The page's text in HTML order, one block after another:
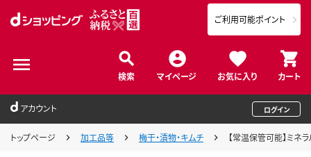
検索 マイページ お気に入り カート
ご利用可能ポイント
アカウント ログイン
トップページ 加工品等 梅干・漬物・キムチ 【常温保管可能】ミ